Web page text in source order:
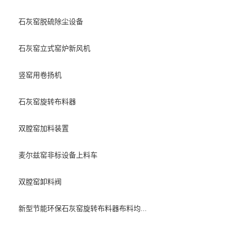
石灰窑脱硫除尘设备
石灰窑立式窑炉新风机
竖窑用卷扬机
石灰窑旋转布料器
双膛窑加料装置
麦尔兹窑非标设备上料车
双膛窑卸料阀
新型节能环保石灰窑旋转布料器布料均...